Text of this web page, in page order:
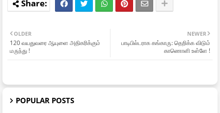
NEWER
பாடிபில்டராக கங்காரு: தெறிக்க விடும்
காணொளி உள்ளே !
OLDER
120 வயதுவரை ஆயுளை அதிகரிக்கும்
மருந்து !
POPULAR POSTS